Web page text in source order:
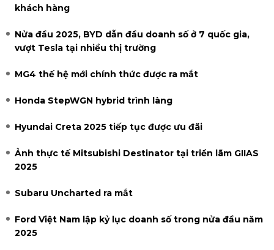
khách hàng
Nửa đầu 2025, BYD dẫn đầu doanh số ở 7 quốc gia,
vượt Tesla tại nhiều thị trường
MG4 thế hệ mới chính thức được ra mắt
Honda StepWGN hybrid trình làng
Hyundai Creta 2025 tiếp tục được ưu đãi
Ảnh thực tế Mitsubishi Destinator tại triển lãm GIIAS
2025
Subaru Uncharted ra mắt
Ford Việt Nam lập kỷ lục doanh số trong nửa đầu năm
2025